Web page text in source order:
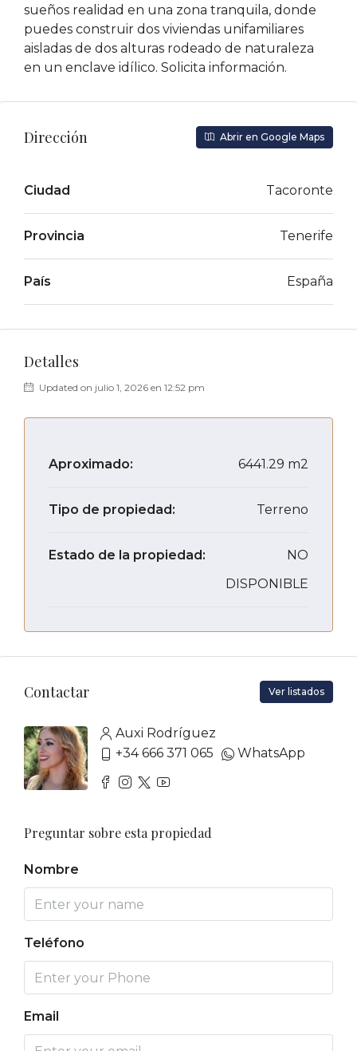
sueños realidad en una zona tranquila, donde
puedes construir dos viviendas unifamiliares
aisladas de dos alturas rodeado de naturaleza
en un enclave idílico. Solicita información.
Dirección Abrir en Google Maps
Ciudad Tacoronte
Provincia Tenerife
País España
Detalles
Updated on julio 1, 2026 en 12:52 pm
Aproximado: 6441.29 m2
Tipo de propiedad: Terreno
Estado de la propiedad:
NO
DISPONIBLE
Contactar Ver listados
Auxi Rodríguez
+34 666 371 065
WhatsApp
Preguntar sobre esta propiedad
Nombre
Teléfono
Email